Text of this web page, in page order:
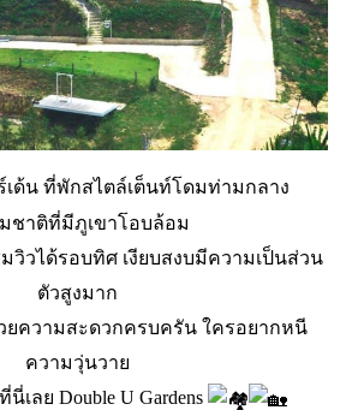
เด้น ที่พักสไตล์เต็นท์โดมท่ามกลาง
ชาติที่มีภูเขาโอบล้อม
วิวได้รอบทิศ เงียบสงบมีความเป็นส่วน
ตัวสูงมาก
ยความสะดวกครบครัน ใครอยากหนี
ความวุ่นวาย
นี่เลย Double U Gardens